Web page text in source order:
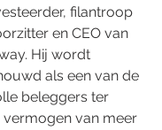
filantroop
en CEO van
Hij wordt
als een van de
beleggers ter
van meer